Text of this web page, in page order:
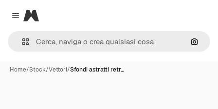
Close menu
Magnific
Cerca
Home/Stock/Vettori/Sfondi astratti retr…